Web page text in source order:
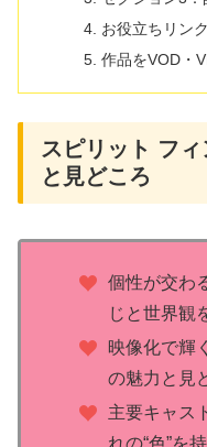
お役立ちリン
作品をVOD・
スピリット フ
と見どころ
個性が交わ
じと世界観
映像化で輝
の魅力と見
主要キャス